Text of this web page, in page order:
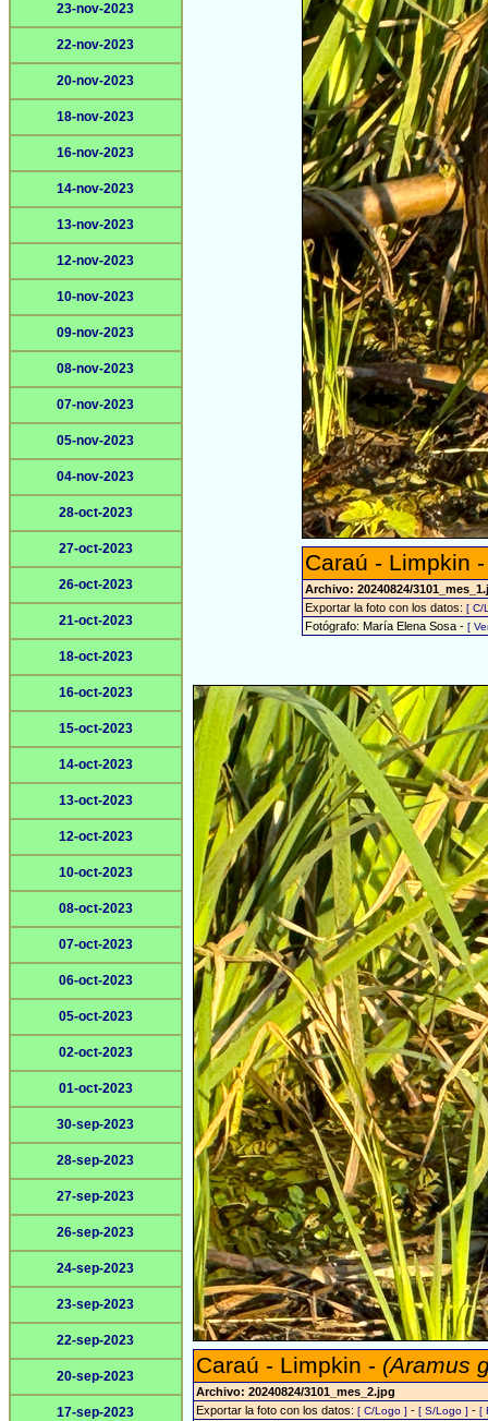
23-nov-2023
22-nov-2023
20-nov-2023
18-nov-2023
16-nov-2023
14-nov-2023
13-nov-2023
12-nov-2023
10-nov-2023
09-nov-2023
08-nov-2023
07-nov-2023
05-nov-2023
04-nov-2023
28-oct-2023
27-oct-2023
26-oct-2023
21-oct-2023
18-oct-2023
16-oct-2023
15-oct-2023
14-oct-2023
13-oct-2023
12-oct-2023
10-oct-2023
08-oct-2023
07-oct-2023
06-oct-2023
05-oct-2023
02-oct-2023
01-oct-2023
30-sep-2023
28-sep-2023
27-sep-2023
26-sep-2023
24-sep-2023
23-sep-2023
22-sep-2023
20-sep-2023
17-sep-2023
Caraú - Limpkin
Archivo: 20240824/
Exportar la foto con los datos: [ C/
Fotógrafo: María Elena Sosa - [
Caraú - Limpkin - (Aramus
Archivo: 20240824/3101_mes_2.jpg
Exportar la foto con los datos: [ C/Logo ] - [ S/Logo ] - [